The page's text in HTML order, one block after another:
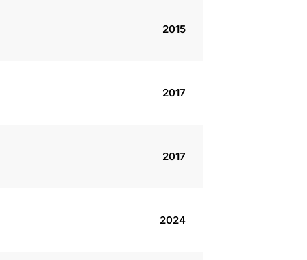
2015
2017
2017
2024